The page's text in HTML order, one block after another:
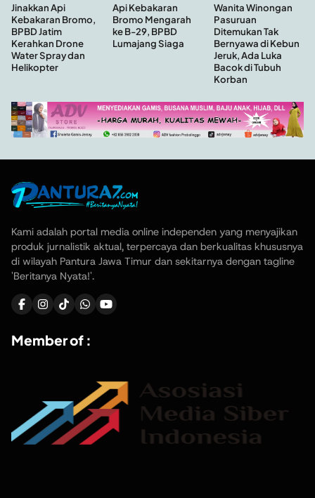
Jinakkan Api
Kebakaran Bromo,
BPBD Jatim
Kerahkan Drone
Water Spray dan
Helikopter
Api Kebakaran
Bromo Mengarah
ke B-29, BPBD
Lumajang Siaga
Wanita Winongan
Pasuruan
Ditemukan Tak
Bernyawa di Kebun
Jeruk, Ada Luka
Bacok di Tubuh
Korban
Kami adalah portal media online independen yang menyajikan
produk jurnalistik aktual, terpercaya dan berkualitas khususnya
di wilayah Pantura Jawa Timur dan sekitarnya dengan tagline
'Beritanya Nyata!'.
Member of :